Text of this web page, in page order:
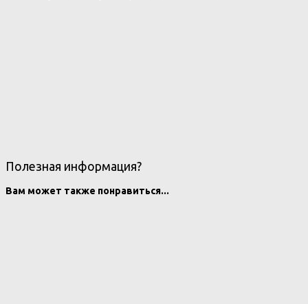
Полезная информация?
Вам может также понравиться...